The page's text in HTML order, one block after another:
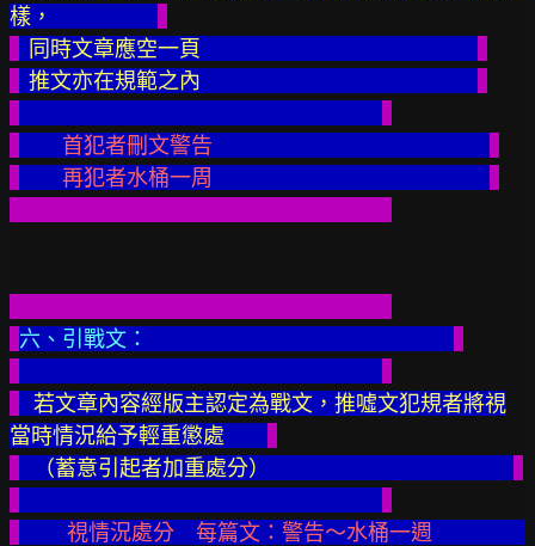
樣，
  同時文章應空一頁
  推文亦在規範之內
首犯者刪文警告
再犯者水桶一周
六、引戰文：
若文章內容經版主認定為戰文，推噓文犯規者將視
當時情況給予輕重懲處
（蓄意引起者加重處分）